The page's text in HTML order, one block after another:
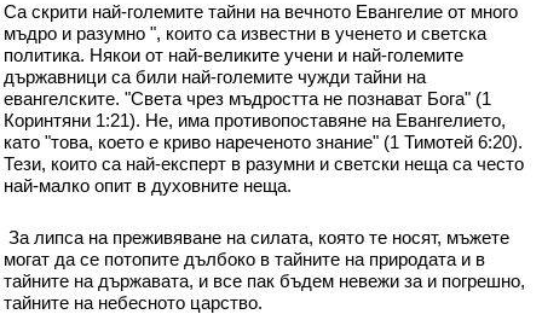
Са скрити най-големите тайни на вечното Евангелие от много
мъдро и разумно ", които са известни в ученето и светска
политика. Някои от най-великите учени и най-големите
държавници са били най-големите чужди тайни на
евангелските. "Света чрез мъдростта не познават Бога" (1
Коринтяни 1:21). Не, има противопоставяне на Евангелието,
като "това, което е криво нареченото знание" (1 Тимотей 6:20).
Тези, които са най-експерт в разумни и светски неща са често
най-малко опит в духовните неща.
За липса на преживяване на силата, която те носят, мъжете
могат да се потопите дълбоко в тайните на природата и в
тайните на държавата, и все пак бъдем невежи за и погрешно,
тайните на небесното царство.